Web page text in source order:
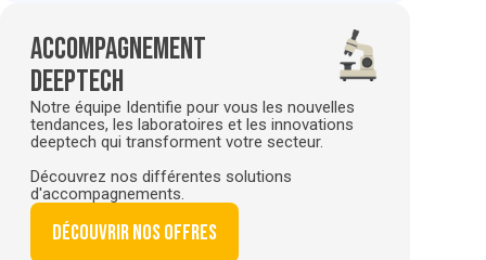
Accompagnement
deeptech
Notre équipe Identifie pour vous les nouvelles
tendances, les laboratoires et les innovations
deeptech qui transforment votre secteur.
Découvrez nos différentes solutions
d'accompagnements.
Découvrir nos offres